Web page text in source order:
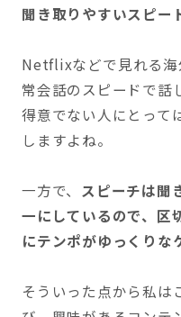
聞き取りやすいスピー
Netflixなどで見れる海
常会話のスピードで話
得意でない人にとって
しますよね。
一方で、 スピーチは聞
一にしているので、区
にテンポがゆっくりな
そういった点から私